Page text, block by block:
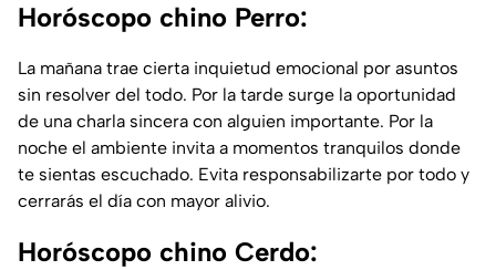
Horóscopo chino Perro:
La mañana trae cierta inquietud emocional por asuntos
sin resolver del todo. Por la tarde surge la oportunidad
de una charla sincera con alguien importante. Por la
noche el ambiente invita a momentos tranquilos donde
te sientas escuchado. Evita responsabilizarte por todo y
cerrarás el día con mayor alivio.
Horóscopo chino Cerdo: